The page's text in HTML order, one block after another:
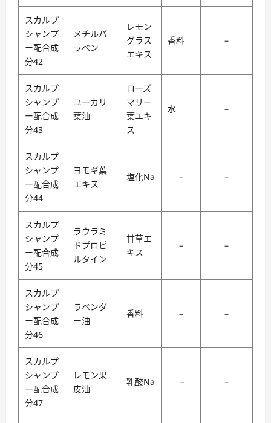
スカルプ
シャンプ
ー配合成
分42
メチルパ
ラベン
レモン
グラス
エキス
香料 –
スカルプ
シャンプ
ー配合成
分43
ユーカリ
葉油
ローズ
マリー
葉エキ
ス
水 –
スカルプ
シャンプ
ー配合成
分44
ヨモギ葉
エキス
塩化Na – –
スカルプ
シャンプ
ー配合成
分45
ラウラミ
ドプロピ
ルタイン
甘草エ
キス
– –
スカルプ
シャンプ
ー配合成
分46
ラベンダ
ー油
香料 – –
スカルプ
シャンプ
ー配合成
分47
レモン果
皮油
乳酸Na – –